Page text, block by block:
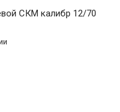
СКМ калибр 12/70